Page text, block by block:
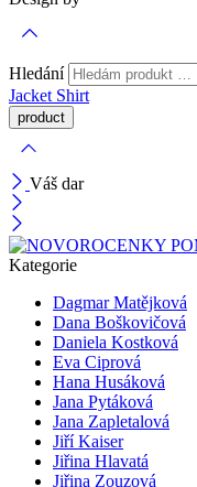
Hledání
Jacket Shirt
Váš dar
Kategorie
Dagmar Matějková
Dana Boškovičová
Daniela Kostková
Eva Ciprová
Hana Husáková
Jana Pytáková
Jana Zapletalová
Jiří Kaiser
Jiřina Hlavatá
Jiřina Zouzová